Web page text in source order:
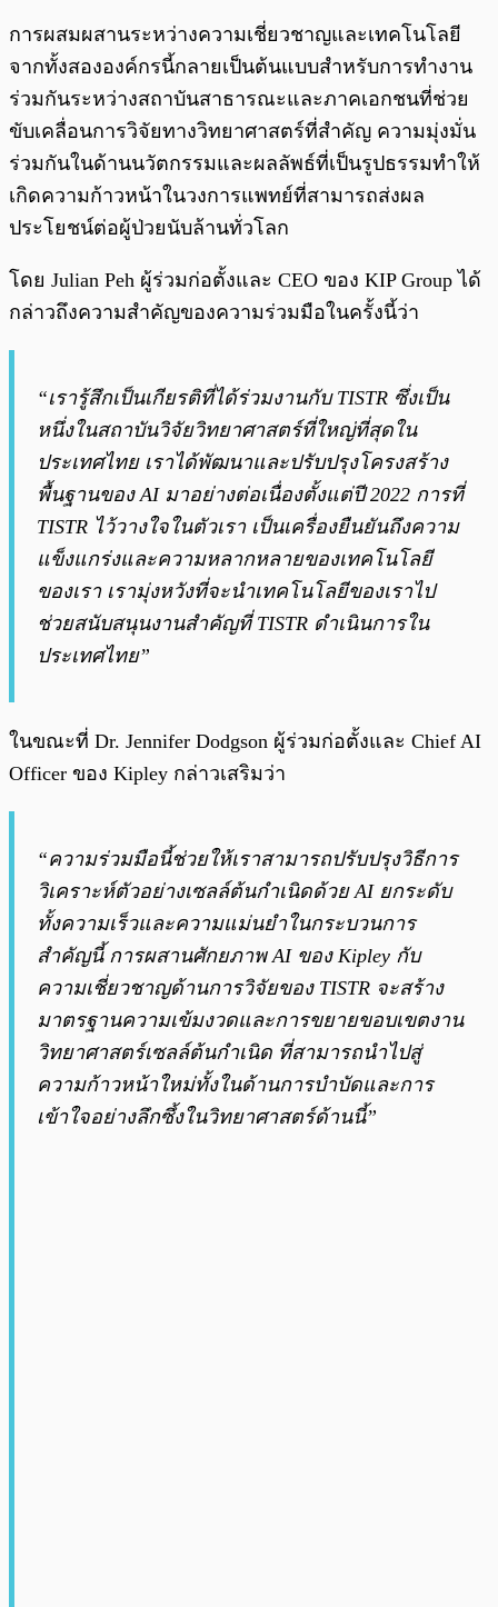
การผสมผสานระหว่างความเชี่ยวชาญและเทคโนโลยี
จากทั้งสององค์กรนี้กลายเป็นต้นแบบสำหรับการทำงาน
ร่วมกันระหว่างสถาบันสาธารณะและภาคเอกชนที่ช่วย
ขับเคลื่อนการวิจัยทางวิทยาศาสตร์ที่สำคัญ ความมุ่งมั่น
ร่วมกันในด้านนวัตกรรมและผลลัพธ์ที่เป็นรูปธรรมทำให้
เกิดความก้าวหน้าในวงการแพทย์ที่สามารถส่งผล
ประโยชน์ต่อผู้ป่วยนับล้านทั่วโลก
โดย Julian Peh ผู้ร่วมก่อตั้งและ CEO ของ KIP Group ได้
กล่าวถึงความสำคัญของความร่วมมือในครั้งนี้ว่า
“เรารู้สึกเป็นเกียรติที่ได้ร่วมงานกับ TISTR ซึ่งเป็น
หนึ่งในสถาบันวิจัยวิทยาศาสตร์ที่ใหญ่ที่สุดใน
ประเทศไทย เราได้พัฒนาและปรับปรุงโครงสร้าง
พื้นฐานของ AI มาอย่างต่อเนื่องตั้งแต่ปี 2022 การที่
TISTR ไว้วางใจในตัวเรา เป็นเครื่องยืนยันถึงความ
แข็งแกร่งและความหลากหลายของเทคโนโลยี
ของเรา เรามุ่งหวังที่จะนำเทคโนโลยีของเราไป
ช่วยสนับสนุนงานสำคัญที่ TISTR ดำเนินการใน
ประเทศไทย”
ในขณะที่ Dr. Jennifer Dodgson ผู้ร่วมก่อตั้งและ Chief AI
Officer ของ Kipley กล่าวเสริมว่า
“ความร่วมมือนี้ช่วยให้เราสามารถปรับปรุงวิธีการ
วิเคราะห์ตัวอย่างเซลล์ต้นกำเนิดด้วย AI ยกระดับ
ทั้งความเร็วและความแม่นยำในกระบวนการ
สำคัญนี้ การผสานศักยภาพ AI ของ Kipley กับ
ความเชี่ยวชาญด้านการวิจัยของ TISTR จะสร้าง
มาตรฐานความเข้มงวดและการขยายขอบเขตงาน
วิทยาศาสตร์เซลล์ต้นกำเนิด ที่สามารถนำไปสู่
ความก้าวหน้าใหม่ทั้งในด้านการบำบัดและการ
เข้าใจอย่างลึกซึ้งในวิทยาศาสตร์ด้านนี้”